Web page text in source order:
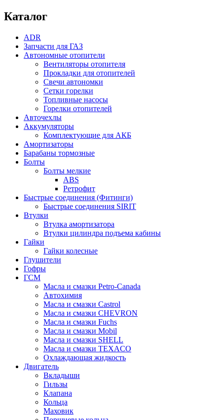
Каталог
ADR
Запчасти для ГАЗ
Автономные отопители
Вентиляторы отопителя
Прокладки для отопителей
Свечи автономки
Сетки горелки
Топливные насосы
Горелки отопителей
Авточехлы
Аккумуляторы
Комплектующие для АКБ
Амортизаторы
Барабаны тормозные
Болты
Болты мелкие
ABS
Ретрофит
Быстрые соединения (Фитинги)
Быстрые соединения SIRIT
Втулки
Втулка амортизатора
Втулки цилиндра подъема кабины
Гайки
Гайки колесные
Глушители
Гофры
ГСМ
Масла и смазки Petro-Canada
Автохимия
Масла и смазки Castrol
Масла и смазки CHEVRON
Масла и смазки Fuchs
Масла и смазки Mobil
Масла и смазки SHELL
Масла и смазки TEXACO
Охлаждающая жидкость
Двигатель
Вкладыши
Гильзы
Клапана
Кольца
Маховик